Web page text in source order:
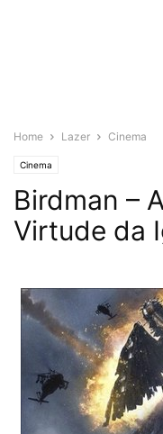
Home Lazer Cinema
Cinema
Birdman –
Virtude da